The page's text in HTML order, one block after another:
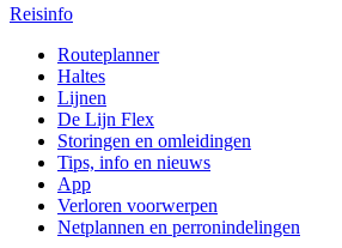
Reisinfo
Routeplanner
Haltes
Lijnen
De Lijn Flex
Storingen en omleidingen
Tips, info en nieuws
App
Verloren voorwerpen
Netplannen en perronindelingen